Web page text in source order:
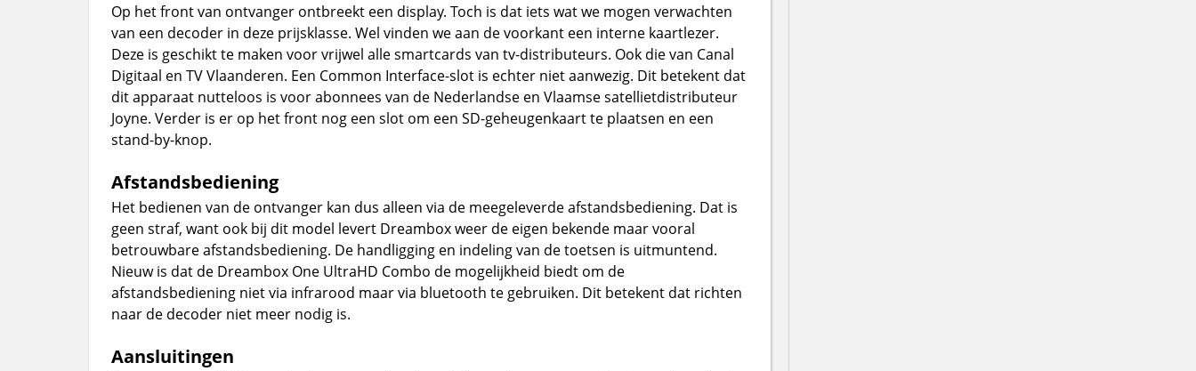
Op het front van ontvanger ontbreekt een display. Toch is dat iets wat we mogen verwachten
van een decoder in deze prijsklasse. Wel vinden we aan de voorkant een interne kaartlezer.
Deze is geschikt te maken voor vrijwel alle smartcards van tv-distributeurs. Ook die van Canal
Digitaal en TV Vlaanderen. Een Common Interface-slot is echter niet aanwezig. Dit betekent dat
dit apparaat nutteloos is voor abonnees van de Nederlandse en Vlaamse satellietdistributeur
Joyne. Verder is er op het front nog een slot om een SD-geheugenkaart te plaatsen en een
stand-by-knop.
Afstandsbediening
Het bedienen van de ontvanger kan dus alleen via de meegeleverde afstandsbediening. Dat is
geen straf, want ook bij dit model levert Dreambox weer de eigen bekende maar vooral
betrouwbare afstandsbediening. De handligging en indeling van de toetsen is uitmuntend.
Nieuw is dat de Dreambox One UltraHD Combo de mogelijkheid biedt om de
afstandsbediening niet via infrarood maar via bluetooth te gebruiken. Dit betekent dat richten
naar de decoder niet meer nodig is.
Aansluitingen